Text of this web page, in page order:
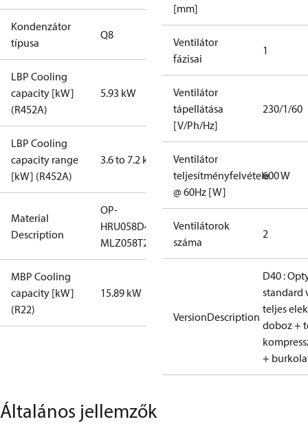
Kondenzátor
típusa
Q8
LBP Cooling
capacity [kW]
(R452A)
5.93 kW
LBP Cooling
capacity range
[kW] (R452A)
3.6 to 7.2 kW
Material
Description
OP-
HRU058D40Q
MLZ058T2LC9A
MBP Cooling
capacity [kW]
(R22)
15.89 kW
[mm]
Ventilátor
fázisai
1
Ventilátor
tápellátása
[V/Ph/Hz]
230/1/60
Ventilátor
teljesítményfelvétele
@ 60Hz [W]
600 W
Ventilátorok
száma
2
VersionDescription
D40 :
standard
teljes
doboz +
+
Általános jellemzők